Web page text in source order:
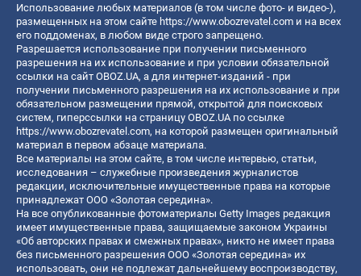
Использование любых материалов (в том числе фото- и видео-),
размещенных на этом сайте https://www.obozrevatel.com и на всех
его поддоменах, в любом виде строго запрещено.
Разрешается использование при получении письменного
разрешения на их использование и при условии обязательной
ссылки на сайт OBOZ.UA, а для интернет-изданий - при
получении письменного разрешения на их использование и при
обязательном размещении прямой, открытой для поисковых
систем, гиперссылки на страницу OBOZ.UA по ссылке
https://www.obozrevatel.com, на которой размещен оригинальный
материал в первом абзаце материала.
Все материалы на этом сайте, в том числе интервью, статьи,
исследования – служебные произведения журналистов
редакции, исключительные имущественные права на которые
принадлежат ООО «Золотая середина».
На все опубликованные фотоматериалы Getty Images редакция
имеет имущественные права, защищаемые законом Украины
«Об авторских правах и смежных правах», никто не имеет права
без письменного разрешения ООО «Золотая середина» их
использовать, они не подлежат дальнейшему воспроизводству,